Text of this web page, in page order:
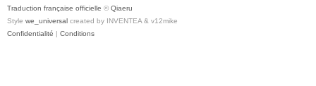
Traduction française officielle © Qiaeru
Style we_universal created by INVENTEA & v12mike
Confidentialité | Conditions